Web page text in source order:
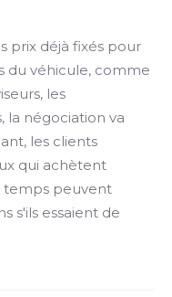
prix déjà fixés pour
du véhicule, comme
les
la négociation va
les clients
qui achètent
temps peuvent
s'ils essaient de